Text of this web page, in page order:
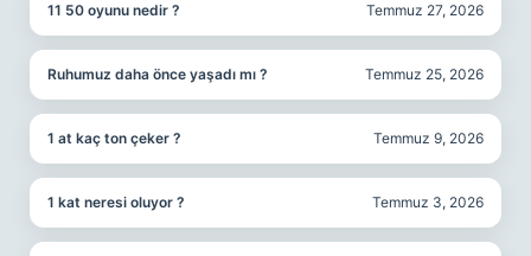
11 50 oyunu nedir ? Temmuz 27, 2026
Ruhumuz daha önce yaşadı mı ? Temmuz 25, 2026
1 at kaç ton çeker ? Temmuz 9, 2026
1 kat neresi oluyor ? Temmuz 3, 2026